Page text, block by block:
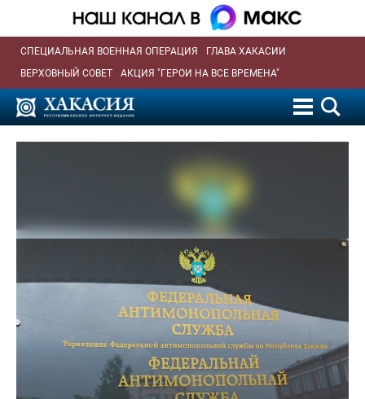
СПЕЦИАЛЬНАЯ ВОЕННАЯ ОПЕРАЦИЯ
ГЛАВА ХАКАСИИ
ВЕРХОВНЫЙ СОВЕТ
АКЦИЯ "ГЕРОИ НА ВСЕ ВРЕМЕНА"